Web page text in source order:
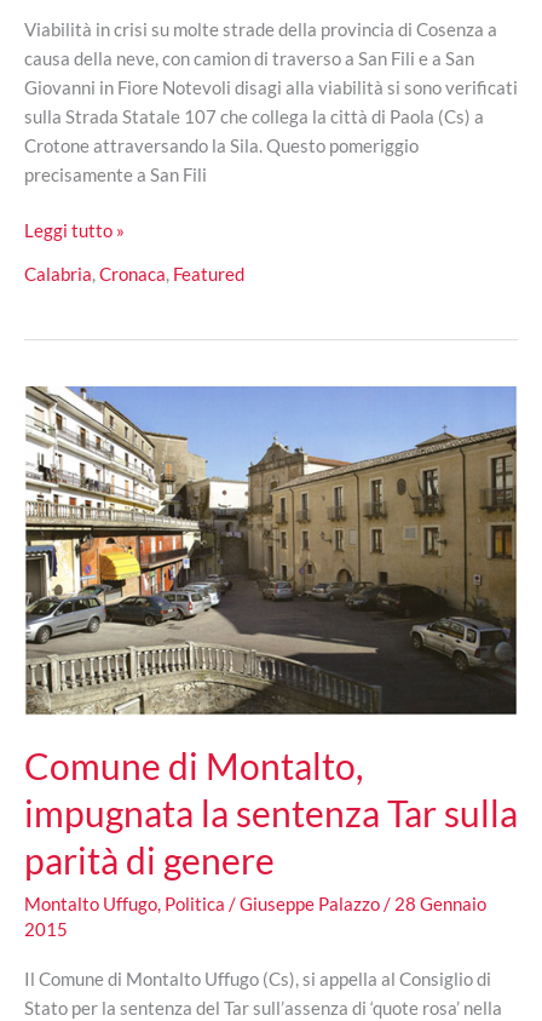
Viabilità in crisi su molte strade della provincia di Cosenza a
causa della neve, con camion di traverso a San Fili e a San
Giovanni in Fiore Notevoli disagi alla viabilità si sono verificati
sulla Strada Statale 107 che collega la città di Paola (Cs) a
Crotone attraversando la Sila. Questo pomeriggio
precisamente a San Fili
Viabilità,
di
causano
sulla
Statale
107
Leggi tutto »
Calabria,Cronaca, Featured
Comune di Montalto,
impugnata la sentenza Tar sulla
parità di genere
Montalto Uffugo, Politica /Giuseppe Palazzo/ 28 Gennaio
2015
Il Comune di Montalto Uffugo (Cs), si appella al Consiglio di
Stato per la sentenza del Tar sull’assenza di ‘quote rosa’ nella